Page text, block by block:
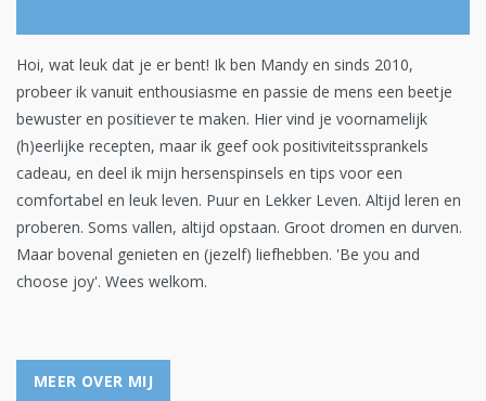
Hoi, wat leuk dat je er bent! Ik ben Mandy en sinds 2010,
probeer ik vanuit enthousiasme en passie de mens een beetje
bewuster en positiever te maken. Hier vind je voornamelijk
(h)eerlijke recepten, maar ik geef ook positiviteitssprankels
cadeau, en deel ik mijn hersenspinsels en tips voor een
comfortabel en leuk leven. Puur en Lekker Leven. Altijd leren en
proberen. Soms vallen, altijd opstaan. Groot dromen en durven.
Maar bovenal genieten en (jezelf) liefhebben. 'Be you and
choose joy'. Wees welkom.
MEER OVER MIJ